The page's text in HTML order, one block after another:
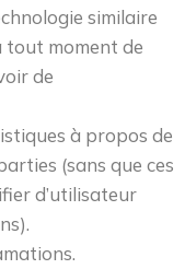
similaire
tout moment de
de
à propos de
(sans que ces
d’utilisateur